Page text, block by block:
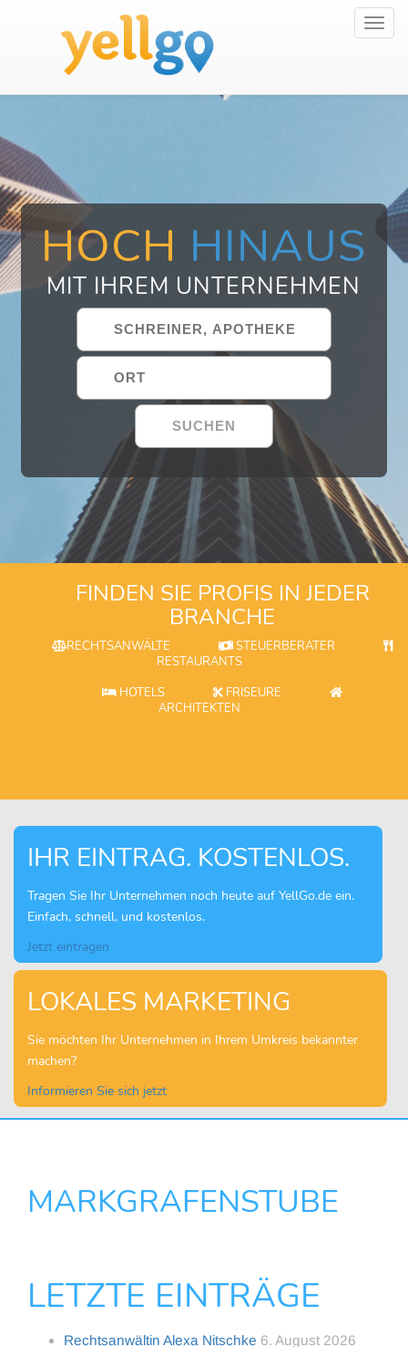
HOCH HINAUS
MIT IHREM UNTERNEHMEN
FINDEN SIE PROFIS IN JEDER
BRANCHE
RECHTSANWÄLTE
STEUERBERATER
RESTAURANTS
HOTELS
FRISEURE
ARCHITEKTEN
IHR EINTRAG. KOSTENLOS.
Tragen Sie Ihr Unternehmen noch heute auf YellGo.de ein.
Einfach, schnell, und kostenlos.
Jetzt eintragen
LOKALES MARKETING
Sie möchten Ihr Unternehmen in Ihrem Umkreis bekannter
machen?
Informieren Sie sich jetzt
MARKGRAFENSTUBE
LETZTE EINTRÄGE
Rechtsanwältin Alexa Nitschke 6. August 2026